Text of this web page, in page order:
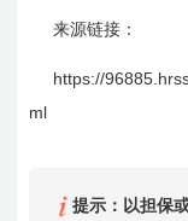
来源链接：
https://
ml
提示：以担保